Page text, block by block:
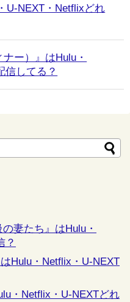
U-NEXT・Netflixどれ
ー）』はHulu・
信してる？
妻たち』はHulu・
？
Hulu・Netflix・U-NEXT
・Netflix・U-NEXTどれ